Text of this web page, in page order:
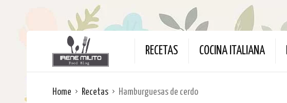
RECETAS COCINA ITALIANA
Home Recetas Hamburguesas de cerdo